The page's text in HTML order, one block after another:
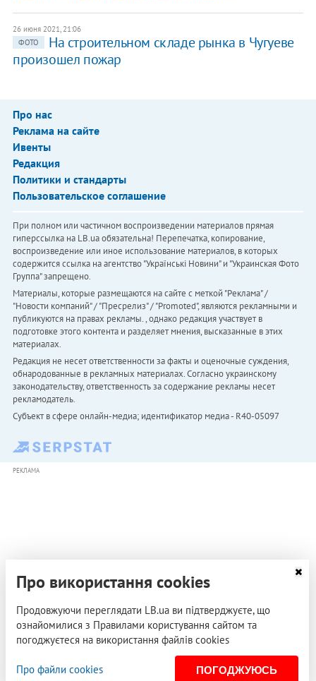
26 июня 2021, 21:06
ФОТО
На строительном складе рынка в Чугуеве
произошел пожар
Про нас
Реклама на сайте
Ивенты
Редакция
Политики и стандарты
Пользовательское соглашение
При полном или частичном воспроизведении материалов прямая
гиперссылка на LB.ua обязательна! Перепечатка, копирование,
воспроизведение или иное использование материалов, в которых
содержится ссылка на агентство "Українськi Новини" и "Украинская Фото
Группа" запрещено.
Материалы, которые размещаются на сайте с меткой "Реклама" /
"Новости компаний" / "Пресрелиз" / "Promoted", являются рекламными и
публикуются на правах рекламы. , однако редакция участвует в
подготовке этого контента и разделяет мнения, высказанные в этих
материалах.
Редакция не несет ответственности за факты и оценочные суждения,
обнародованные в рекламных материалах. Согласно украинскому
законодательству, ответственность за содержание рекламы несет
рекламодатель.
Субъект в сфере онлайн-медиа; идентификатор медиа - R40-05097
РЕКЛАМА
Про використання cookies
Продовжуючи переглядати LB.ua ви підтверджуєте, що
ознайомилися з Правилами користування сайтом та
погоджуєтеся на використання файлів cookies
Про файли cookies ПОГОДЖУЮСЬ